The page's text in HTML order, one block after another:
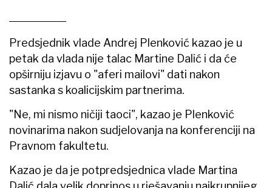
Predsjednik vlade Andrej Plenković kazao je u
petak da vlada nije talac Martine Dalić i da će
opširniju izjavu o "aferi mailovi" dati nakon
sastanka s koalicijskim partnerima.
"Ne, mi nismo ničiji taoci", kazao je Plenković
novinarima nakon sudjelovanja na konferenciji na
Pravnom fakultetu.
Kazao je da je potpredsjednica vlade Martina